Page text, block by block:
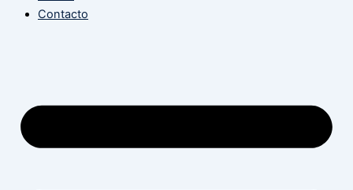
Contacto